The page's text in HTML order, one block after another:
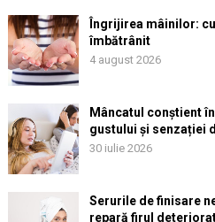
Îngrijirea mâinilor:
îmbătrânit
4 august 2026
Mâncatul conștient
gustului și senzației
30 iulie 2026
Serurile de finisare
repară firul